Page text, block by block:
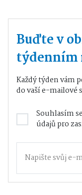
Buďte v
týdenním
Každý týden vám
do vaší e-mailové
Souhlasím se
údajůpro